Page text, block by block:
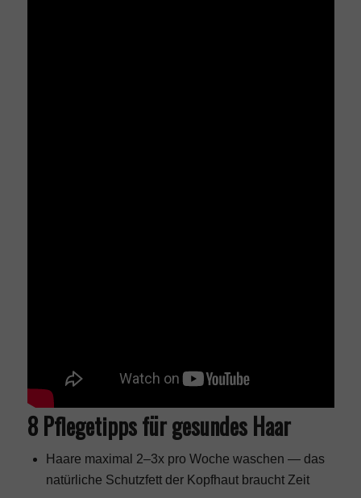
8 Pflegetipps für gesundes Haar
Haare maximal 2–3x pro Woche waschen — das
natürliche Schutzfett der Kopfhaut braucht Zeit